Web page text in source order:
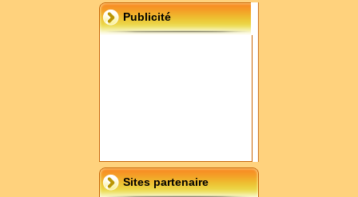
Publicité
Sites partenaire